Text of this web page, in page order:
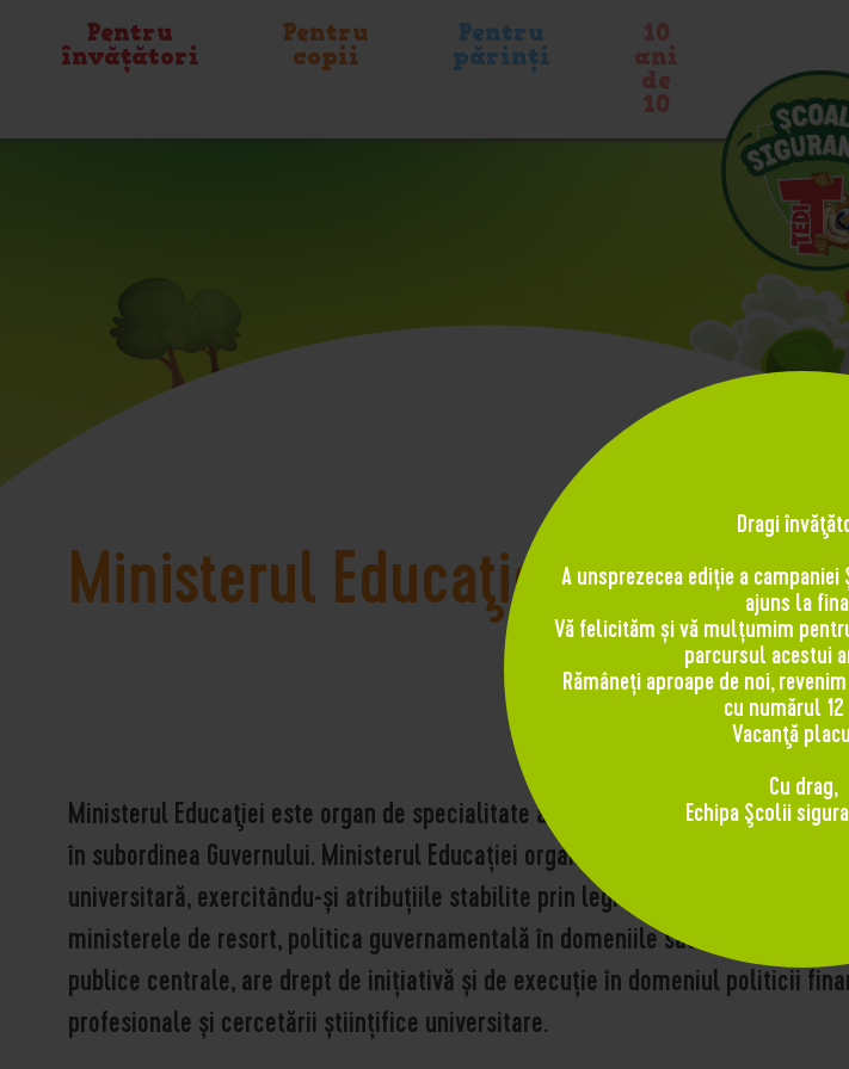
Dragi
A unsprezecea ediție a
ajuns la
Vă felicităm și vă mulțumim
parcursul acestui
Rămâneți aproape de noi,
cu numărul
Vacanţă
Cu drag,
Echipa Şcolii
Pentru
învățători
Pentru
copii
Pentru
părinți
10
ani
de
10
Ministerul Educaţiei şi
Ministerul Educaţiei este organ de specialitate al administraţiei publice
în subordinea Guvernului. Ministerul Educației organizează și conduce
universitară, exercitându-și atribuțiile stabilite prin legi și prin alte acte
ministerele de resort, politica guvernamentală în domeniile sale de
publice centrale, are drept de inițiativă și de execuție în domeniul politicii
profesionale și cercetării științifice universitare.